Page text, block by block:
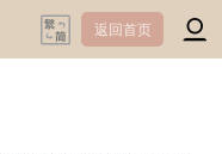
返回首页